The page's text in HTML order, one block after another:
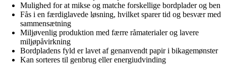
Mulighed for at mikse og matche forskellige bordplader og ben
Fås i en færdiglavede løsning, hvilket sparer tid og besvær med
sammensætning
Miljøvenlig produktion med færre råmaterialer og lavere
miljøpåvirkning
Bordpladens fyld er lavet af genanvendt papir i bikagemønster
Kan sorteres til genbrug eller energiudvinding